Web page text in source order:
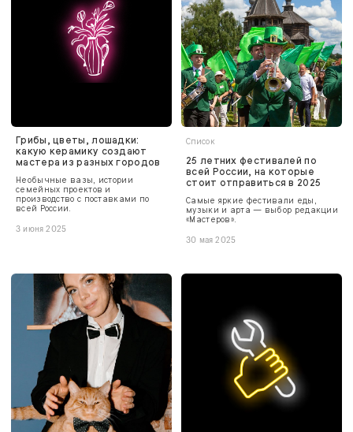
Грибы, цветы, лошадки:
какую керамику создают
мастера из разных городов
Необычные вазы, истории
семейных проектов и
производство с поставками по
всей России.
3 июня 2025
Список
25 летних фестивалей по
всей России, на которые
стоит отправиться в 2025
Самые яркие фестивали еды,
музыки и арта — выбор редакции
«Мастеров».
30 мая 2025